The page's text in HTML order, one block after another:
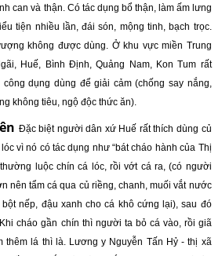
can và thận. Có tác dụng bổ thận, làm ấm lưng
tiện nhiều lần, đái són, mộng tinh, bạch trọc.
không được dùng. Ở khu vực miền Trung
Huế, Bình Định, Quảng Nam, Kon Tum rất
dụng dùng để giải cảm (chống say nắng,
không tiêu, ngộ độc thức ăn).
Đặc biệt người dân xứ Huế rất thích dùng củ
vì nó có tác dụng như “bát cháo hành của Thị
luộc chín cá lóc, rồi vớt cá ra, (có người
nên tẩm cá qua củ riềng, chanh, muối vắt nước
nếp, đậu xanh cho cá khô cứng lại), sau đó
cháo gần chín thì người ta bỏ cá vào, rồi giã
thêm lá thì là. Lương y Nguyễn Tấn Hỷ - thị xã